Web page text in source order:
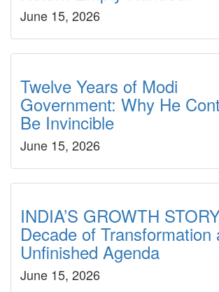
June 15, 2026
Twelve Years of Modi
Government: Why He
Be Invincible
June 15, 2026
INDIA’S GROWTH
Decade of Transformation
Unfinished Agenda
June 15, 2026